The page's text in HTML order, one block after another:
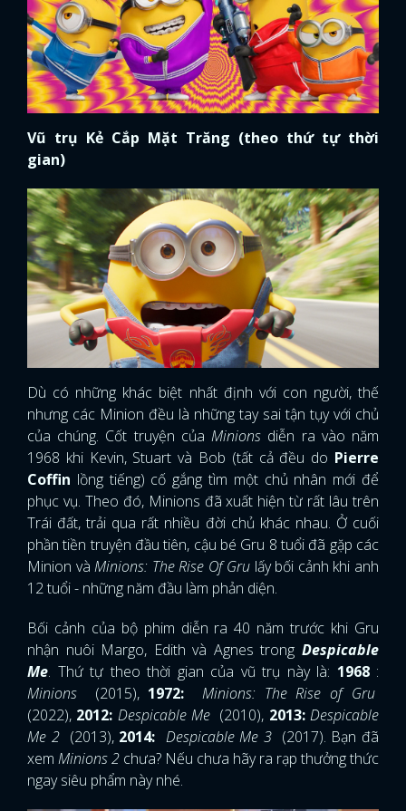
Vũ trụ Kẻ Cắp Mặt Trăng (theo thứ tự thời
gian)
Dù có những khác biệt nhất định với con người, thế
nhưng các Minion đều là những tay sai tận tụy với chủ
của chúng. Cốt truyện củaMinions diễn ra vào năm
1968 khi Kevin, Stuart và Bob (tất cả đều do Pierre
Coffin lồng tiếng) cố gắng tìm một chủ nhân mới để
phục vụ. Theo đó, Minions đã xuất hiện từ rất lâu trên
Trái đất, trải qua rất nhiều đời chủ khác nhau. Ở cuối
phần tiền truyện đầu tiên, cậu bé Gru 8 tuổi đã gặp các
Minion vàMinions: The Rise Of Gru lấy bối cảnh khi anh
12 tuổi - những năm đầu làm phản diện.
Bối cảnh của bộ phim diễn ra 40 năm trước khi Gru
nhận nuôi Margo, Edith và Agnes trong Despicable
Me. Thứ tự theo thời gian của vũ trụ này là: 1968:
Minions
(2015), 1972:
Minions: The Rise of Gru
(2022), 2012: Despicable Me (2010), 2013:Despicable
Me 2 (2013), 2014: Despicable Me 3 (2017). Bạn đã
xem Minions 2 chưa? Nếu chưa hãy ra rạp thưởng thức
ngay siêu phẩm này nhé.